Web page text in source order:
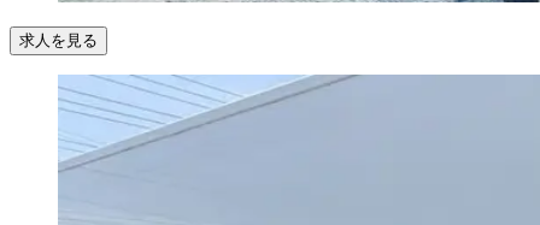
求人を見る